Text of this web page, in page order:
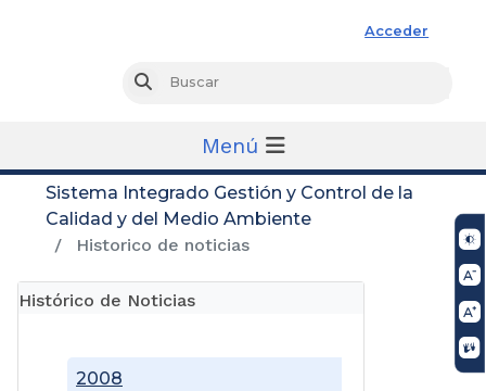
Acceder
Buscar
Menú
Sistema Integrado Gestión y Control de la
Calidad y del Medio Ambiente
Historico de noticias
Histórico de Noticias
2008